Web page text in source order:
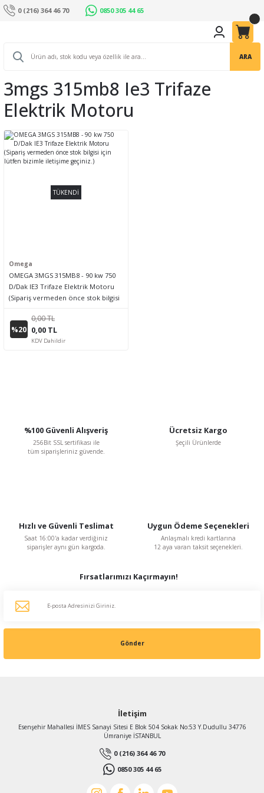
0 (216) 364 46 70 0850 305 44 65
ARA
3mgs 315mb8 Ie3 Trifaze
Elektrik Motoru
TÜKENDİ
Omega
OMEGA 3MGS 315MB8 - 90 kw 750
D/Dak IE3 Trifaze Elektrik Motoru
(Sipariş vermeden önce stok bilgisi
%20
0,00 TL
0,00 TL
KDV Dahildir
%100 Güvenli Alışveriş
256Bit SSL sertifikası ile
tüm siparişleriniz güvende.
Ücretsiz Kargo
Şeçili Ürünlerde
Hızlı ve Güvenli Teslimat
Saat 16:00'a kadar verdiğiniz
siparişler aynı gün kargoda.
Uygun Ödeme Seçenekleri
Anlaşmalı kredi kartlarına
12 aya varan taksit seçenekleri.
Fırsatlarımızı Kaçırmayın!
Gönder
İletişim
Esenşehir Mahallesi İMES Sanayi Sitesi E Blok 504 Sokak No:53 Y.Dudullu 34776
Ümraniye İSTANBUL
0 (216) 364 46 70
0850 305 44 65